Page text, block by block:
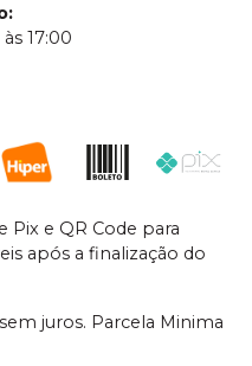
:
17:00
Pix e QR Code para
após a finalização do
juros. Parcela Minima